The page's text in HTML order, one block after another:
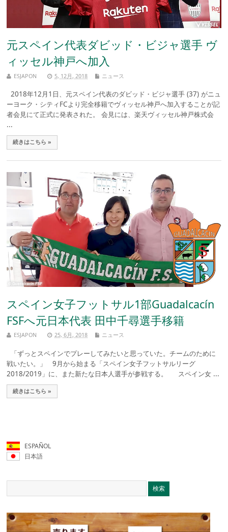
元スペイン代表ダビッド・ビジャ選手 ヴ
ィッセル神戸へ加入
ESJAPON 5, 12月, 2018 ニュース
2018年12月1日、元スペイン代表のダビッド・ビジャ選手 (37) がニュ
ーヨーク・シティFCより完全移籍でヴィッセル神戸へ加入することが記
者会見にて正式に発表された。 会見には、楽天ヴィッセル神戸株式会
...
続きはこちら »
スペイン女子フットサル1部Guadalcacín
FSFへ元日本代表 田中千尋選手移籍
ESJAPON 25, 6月, 2018 ニュース
「ずっとスペインでプレーしてみたいと思っていた。チームのために
戦いたい。」 9月から始まる「スペイン女子フットサルリーグ
2018/2019」に、また新たな日本人選手が参戦する。 スペイン女 ...
続きはこちら »
ESPAÑOL
日本語